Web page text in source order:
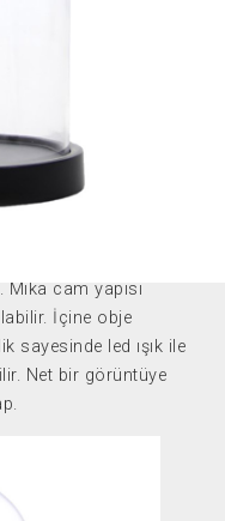
cam yapısı
İçine obje
sayesinde led ışık ile
Net bir görüntüye